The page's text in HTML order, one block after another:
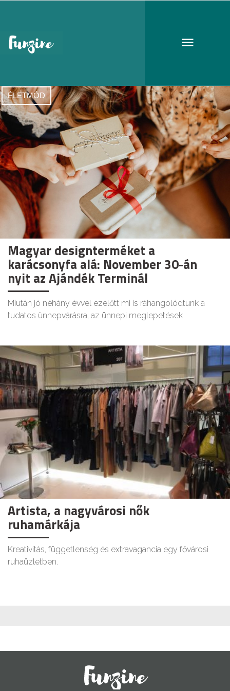
magyar design
ÉLETMÓD
Magyar designterméket a
karácsonyfa alá: November 30-án
nyit az Ajándék Terminál
Miután jó néhány évvel ezelőtt mi is ráhangolódtunk a
tudatos ünnepvárásra, az ünnepi meglepetések
Artista, a nagyvárosi nők
ruhamárkája
Kreativitás, függetlenség és extravagancia egy fővárosi
ruhaüzletben.